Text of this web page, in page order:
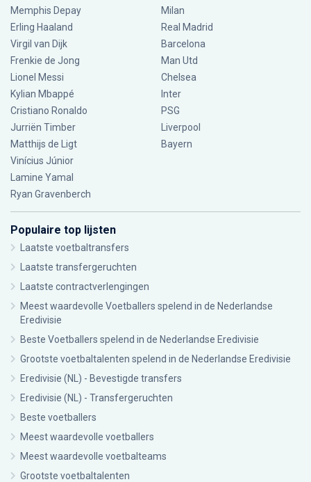
Memphis Depay
Erling Haaland
Virgil van Dijk
Frenkie de Jong
Lionel Messi
Kylian Mbappé
Cristiano Ronaldo
Jurriën Timber
Matthijs de Ligt
Vinícius Júnior
Lamine Yamal
Ryan Gravenberch
Milan
Real Madrid
Barcelona
Man Utd
Chelsea
Inter
PSG
Liverpool
Bayern
Populaire top lijsten
Laatste voetbaltransfers
Laatste transfergeruchten
Laatste contractverlengingen
Meest waardevolle Voetballers spelend in de Nederlandse
Eredivisie
Beste Voetballers spelend in de Nederlandse Eredivisie
Grootste voetbaltalenten spelend in de Nederlandse Eredivisie
Eredivisie (NL) - Bevestigde transfers
Eredivisie (NL) - Transfergeruchten
Beste voetballers
Meest waardevolle voetballers
Meest waardevolle voetbalteams
Grootste voetbaltalenten